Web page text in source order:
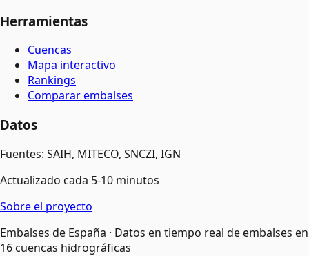
Herramientas
Cuencas
Mapa interactivo
Rankings
Comparar embalses
Datos
Fuentes: SAIH, MITECO, SNCZI, IGN
Actualizado cada 5-10 minutos
Sobre el proyecto
Embalses de España · Datos en tiempo real de embalses en
16 cuencas hidrográficas